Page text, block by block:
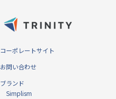
コーポレートサイト
お問い合わせ
ブランド
Simplism